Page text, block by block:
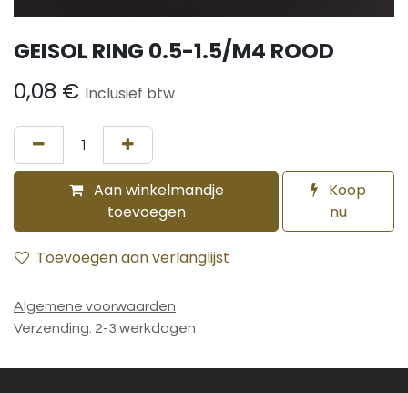
GEISOL RING 0.5-1.5/M4 ROOD
0,08 € Inclusief btw
Aan winkelmandje
toevoegen
Koop
nu
Toevoegen aan verlanglijst
Algemene voorwaarden
Verzending: 2-3 werkdagen